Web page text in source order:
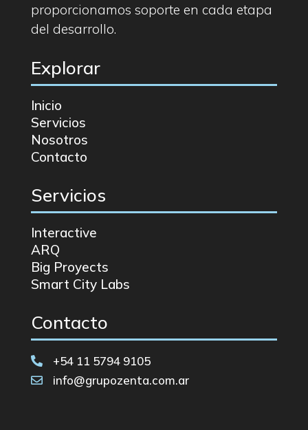
proporcionamos soporte en cada etapa
del desarrollo.
Explorar
Inicio
Servicios
Nosotros
Contacto
Servicios
Interactive
ARQ
Big Proyects
Smart City Labs
Contacto
 +54 11 5794 9105
 info@grupozenta.com.ar